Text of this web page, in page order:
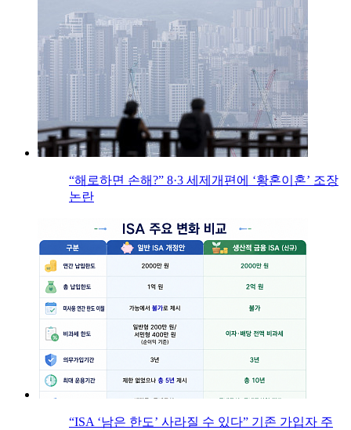
“해로하면 손해?” 8·3 세제개편에 ‘황혼이혼’ 조장
논란
“ISA ‘남은 한도’ 사라질 수 있다” 기존 가입자 주